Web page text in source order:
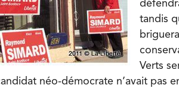
tandis
Verts
néo-démocrate n’avait pas